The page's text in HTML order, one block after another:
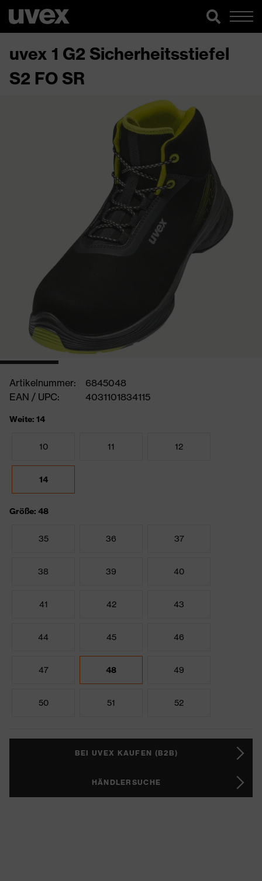
uvex 1 G2 Sicherheitsstiefel
S2 FO SR
Artikelnummer:
6845048
EAN / UPC:
4031101834115
Weite: 14
10 11 12
14
Größe: 48
35 36 37
38 39 40
41 42 43
44 45 46
47 48 49
50 51 52
BEI UVEX KAUFEN (B2B)
HÄNDLERSUCHE